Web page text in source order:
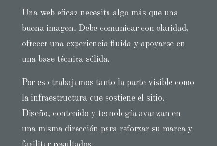
Una web eficaz necesita algo más que una
buena imagen. Debe comunicar con claridad,
ofrecer una experiencia fluida y apoyarse en
una base técnica sólida.
Por eso trabajamos tanto la parte visible como
la infraestructura que sostiene el sitio.
Diseño, contenido y tecnología avanzan en
una misma dirección para reforzar su marca y